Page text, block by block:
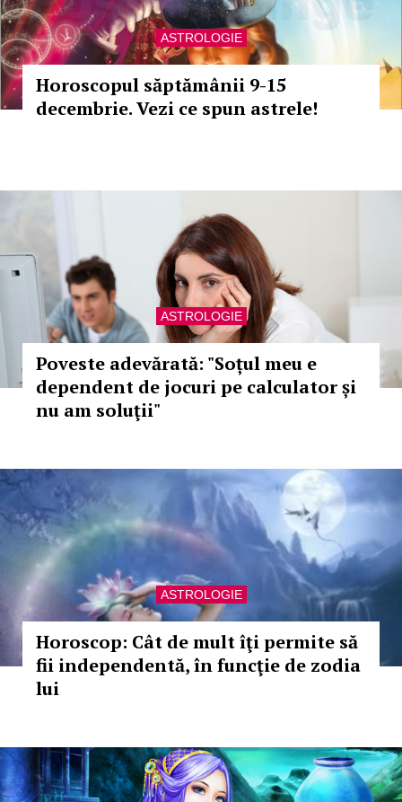
ASTROLOGIE
Horoscopul săptămânii 9-15
decembrie. Vezi ce spun astrele!
ASTROLOGIE
Poveste adevărată: "Soțul meu e
dependent de jocuri pe calculator și
nu am soluţii"
ASTROLOGIE
Horoscop: Cât de mult îţi permite să
fii independentă, în funcţie de zodia
lui